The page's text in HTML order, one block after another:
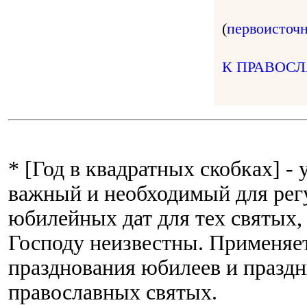
(
К
* [Год в квадратных скобках] -
важный и необходимый для
юбилейных дат для тех
Господу неизвестны.
празднования юбилеев и
православных святых.